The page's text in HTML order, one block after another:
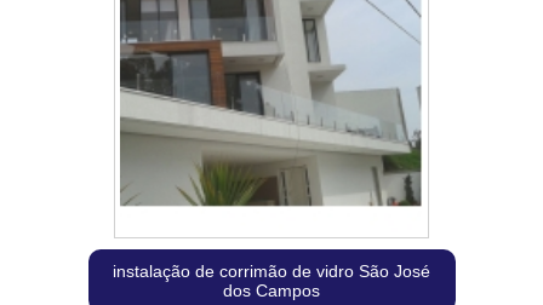
instalação de corrimão de vidro São José
dos Campos